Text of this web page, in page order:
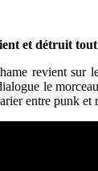
et détruit tout
revient sur
le
entre punk